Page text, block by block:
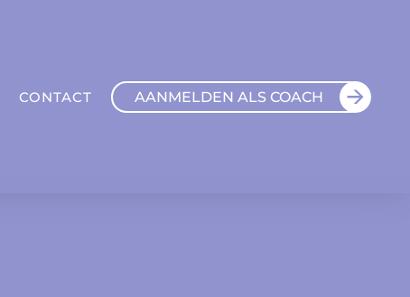
CONTACT AANMELDEN ALS COACH